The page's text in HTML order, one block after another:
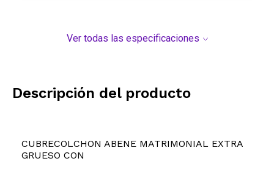
Ver todas las especificaciones
Descripción del producto
CUBRECOLCHON ABENE MATRIMONIAL EXTRA
GRUESO CON